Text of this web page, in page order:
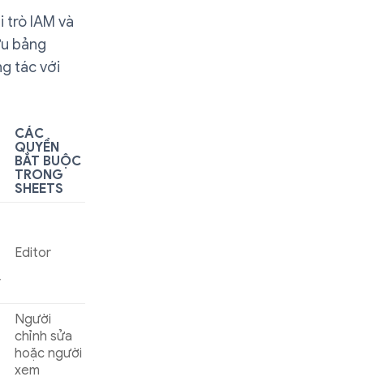
trò IAM và
bảng
tác với
CÁC
QUYỀN
BẮT BUỘC
TRONG
SHEETS
Editor
Người
chỉnh sửa
hoặc người
xem